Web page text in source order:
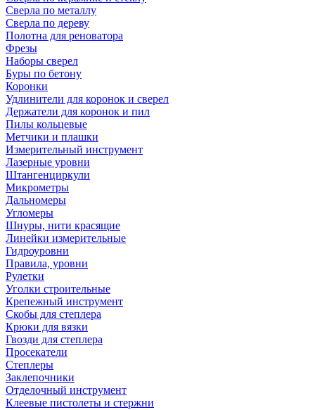
Сверла по металлу
Сверла по дереву
Полотна для реноватора
Фрезы
Наборы сверел
Буры по бетону
Коронки
Удлинители для коронок и сверел
Держатели для коронок и пил
Пилы кольцевые
Метчики и плашки
Измерительный инструмент
Лазерные уровни
Штангенциркули
Микрометры
Дальномеры
Угломеры
Шнуры, нити красящие
Линейки измерительные
Гидроуровни
Правила, уровни
Рулетки
Уголки строительные
Крепежный инструмент
Скобы для степлера
Крюки для вязки
Гвозди для степлера
Просекатели
Степлеры
Заклепочники
Отделочный инструмент
Клеевые пистолеты и стержни